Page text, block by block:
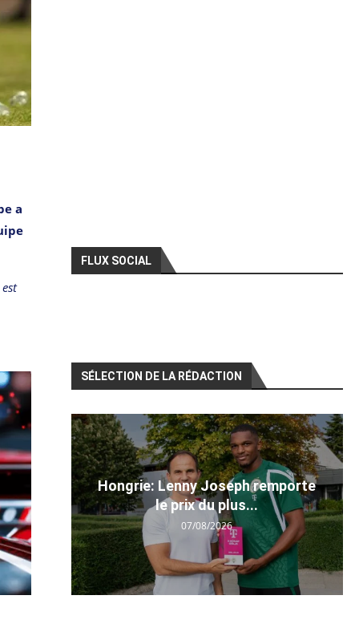
a
FLUX SOCIAL
SÉLECTION DE LA RÉDACTION
Hongrie: Lenny Joseph remporte
le prix du plus...
07/08/2026